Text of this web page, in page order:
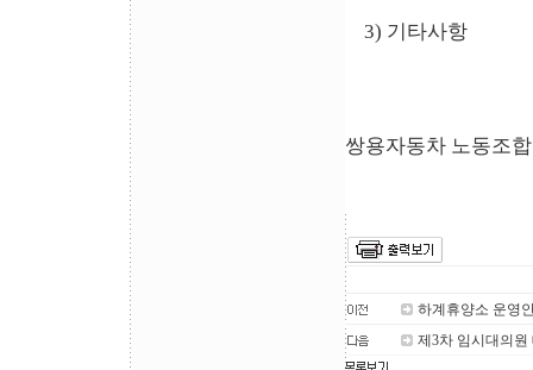
3) 기타사항
쌍용자동차 노동조
하계휴양소 운영
제3차 임시대의원